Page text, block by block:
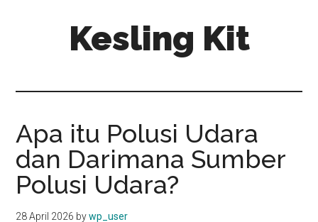
Kesling Kit
Apa itu Polusi Udara
dan Darimana Sumber
Polusi Udara?
28 April 2026 bywp_user